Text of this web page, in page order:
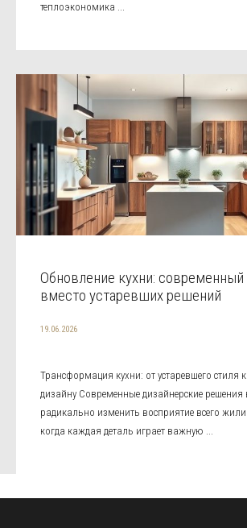
теплоэкономика ...
Обновление кухни: современный
вместо устаревших решений
19.06.2026
Трансформация кухни: от устаревшего стиля
дизайну Современные дизайнерские решения
радикально изменить восприятие всего
когда каждая деталь играет важную ...